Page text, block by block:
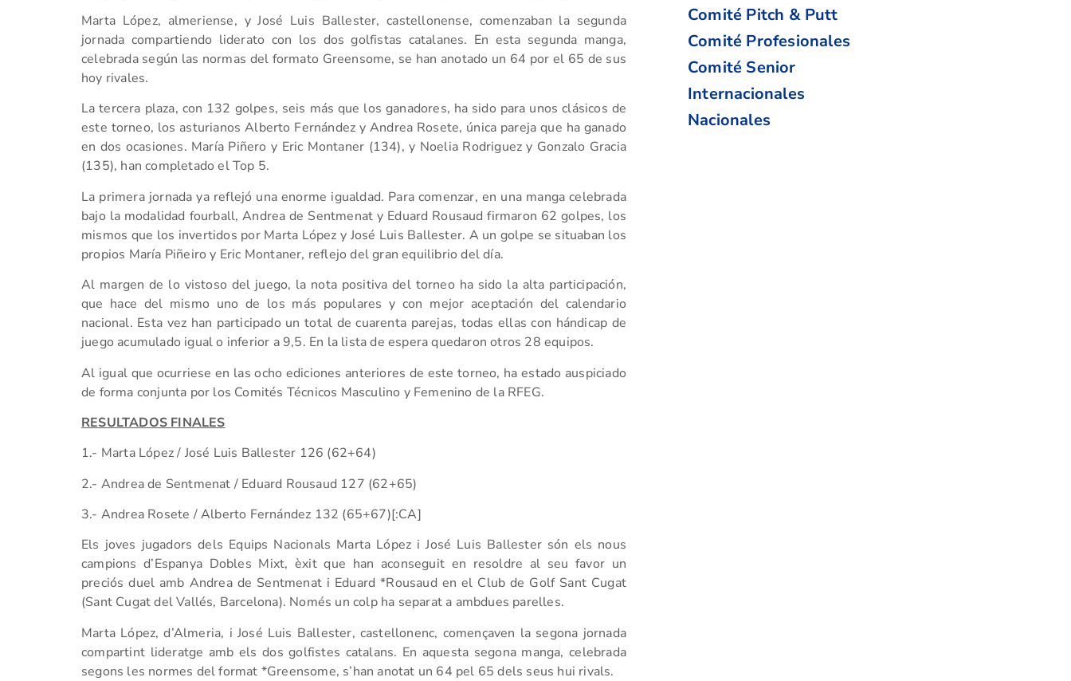
Marta López, almeriense, y José Luis Ballester, castellonense, comenzaban la segunda
jornada compartiendo liderato con los dos golfistas catalanes. En esta segunda manga,
celebrada según las normas del formato Greensome, se han anotado un 64 por el 65 de sus
hoy rivales.
La tercera plaza, con 132 golpes, seis más que los ganadores, ha sido para unos clásicos de
este torneo, los asturianos Alberto Fernández y Andrea Rosete, única pareja que ha ganado
en dos ocasiones. María Piñero y Eric Montaner (134), y Noelia Rodriguez y Gonzalo Gracia
(135), han completado el Top 5.
La primera jornada ya reflejó una enorme igualdad. Para comenzar, en una manga celebrada
bajo la modalidad fourball, Andrea de Sentmenat y Eduard Rousaud firmaron 62 golpes, los
mismos que los invertidos por Marta López y José Luis Ballester. A un golpe se situaban los
propios María Piñeiro y Eric Montaner, reflejo del gran equilibrio del día.
Al margen de lo vistoso del juego, la nota positiva del torneo ha sido la alta participación,
que hace del mismo uno de los más populares y con mejor aceptación del calendario
nacional. Esta vez han participado un total de cuarenta parejas, todas ellas con hándicap de
juego acumulado igual o inferior a 9,5. En la lista de espera quedaron otros 28 equipos.
Al igual que ocurriese en las ocho ediciones anteriores de este torneo, ha estado auspiciado
de forma conjunta por los Comités Técnicos Masculino y Femenino de la RFEG.
RESULTADOS FINALES
1.- Marta López / José Luis Ballester 126 (62+64)
2.- Andrea de Sentmenat / Eduard Rousaud 127 (62+65)
3.- Andrea Rosete / Alberto Fernández 132 (65+67)[:CA]
Els joves jugadors dels Equips Nacionals Marta López i José Luis Ballester són els nous
campions d’Espanya Dobles Mixt, èxit que han aconseguit en resoldre al seu favor un
preciós duel amb Andrea de Sentmenat i Eduard *Rousaud en el Club de Golf Sant Cugat
(Sant Cugat del Vallés, Barcelona). Només un colp ha separat a ambdues parelles.
Marta López, d’Almeria, i José Luis Ballester, castellonenc, començaven la segona jornada
compartint lideratge amb els dos golfistes catalans. En aquesta segona manga, celebrada
segons les normes del format *Greensome, s’han anotat un 64 pel 65 dels seus hui rivals.
Comité Pitch & Putt
Comité Profesionales
Comité Senior
Internacionales
Nacionales